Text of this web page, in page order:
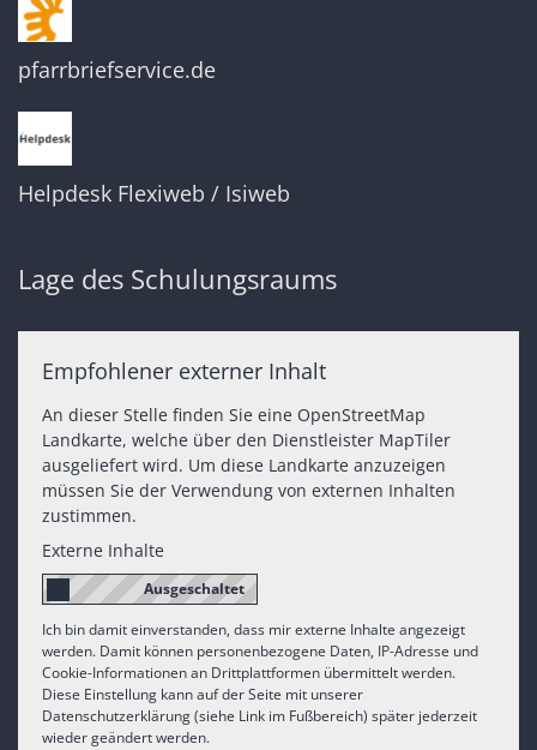
pfarrbriefservice.de
Helpdesk Flexiweb / Isiweb
Lage des Schulungsraums
Empfohlener externer Inhalt
An dieser Stelle finden Sie eine OpenStreetMap
Landkarte, welche über den Dienstleister MapTiler
ausgeliefert wird. Um diese Landkarte anzuzeigen
müssen Sie der Verwendung von externen Inhalten
zustimmen.
Externe Inhalte
Ich bin damit einverstanden, dass mir externe Inhalte angezeigt
werden. Damit können personenbezogene Daten, IP-Adresse und
Cookie-Informationen an Drittplattformen übermittelt werden.
Diese Einstellung kann auf der Seite mit unserer
Datenschutzerklärung (siehe Link im Fußbereich) später jederzeit
wieder geändert werden.